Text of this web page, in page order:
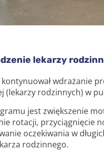
lekarzy
wdrażanie
(lekarzy rodzinnych) w
jest zwiększenie
rotacji, przyciągnięcie
oczekiwania w
rodzinnego.